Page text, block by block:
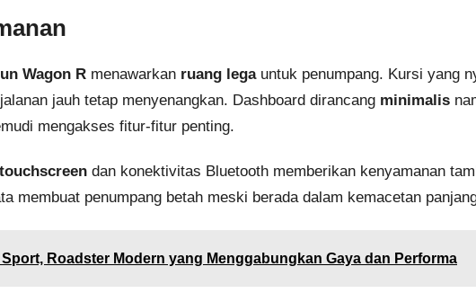
Wagon R menawarkan ruang legauntuk penumpang. Kursi yang
jauh tetap menyenangkan. Dashboard dirancang minimalis
mengakses fitur-fitur penting.
dan konektivitas Bluetooth memberikan kenyamanan
membuat penumpang betah meski berada dalam kemacetan
Sport, Roadster Modern yang Menggabungkan Gaya dan Performa